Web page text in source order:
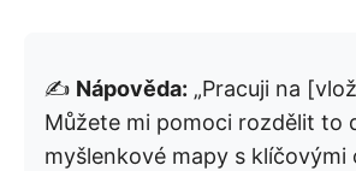
✍️ Nápověda: „Pracuji na
Můžete mi pomoci rozdělit to
myšlenkové mapy s klíčovými